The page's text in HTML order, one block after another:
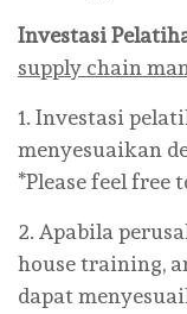
Investasi
supply chain
1. Investasi
menyesuaikan
*Please feel free
2. Apabila
house training,
dapat